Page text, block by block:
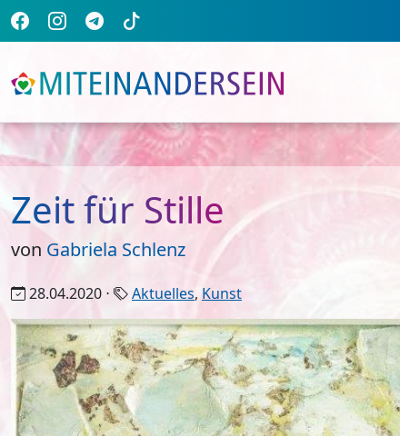
Zeit für Stille
von Gabriela Schlenz
28.04.2020 ⋅ Aktuelles, Kunst